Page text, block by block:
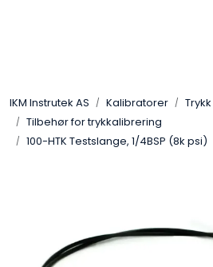
IKM Instrutek AS Kalibratorer
Trykk
Tilbehør for trykkalibrering
100-HTK Testslange, 1/4BSP (8k psi)
Elektro
Frekvensomformere